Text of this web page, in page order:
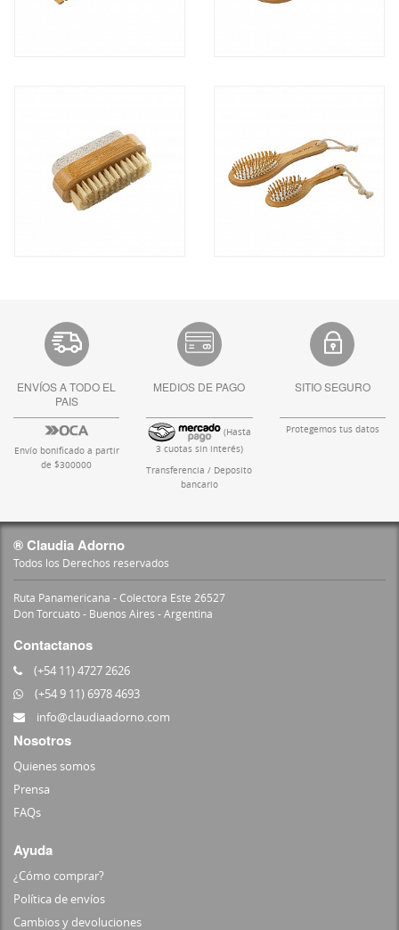
ENVÍOS A TODO EL
PAIS
Envío bonificado a partir
de $300000
MEDIOS DE PAGO
(Hasta
3 cuotas sin interés)
Transferencia / Deposito
bancario
SITIO SEGURO
Protegemos tus datos
® Claudia Adorno
Todos los Derechos reservados
Ruta Panamericana - Colectora Este 26527
Don Torcuato - Buenos Aires - Argentina
Contactanos
(+54 11) 4727 2626
(+54 9 11) 6978 4693
info@claudiaadorno.com
Nosotros
Quienes somos
Prensa
FAQs
Ayuda
¿Cómo comprar?
Política de envíos
Cambios y devoluciones